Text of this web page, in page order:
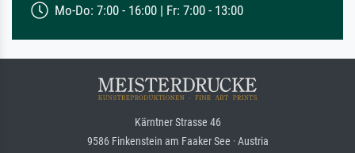
Mo-Do: 7:00 - 16:00 | Fr: 7:00 - 13:00
Kärntner Strasse 46
9586 Finkenstein am Faaker See · Austria